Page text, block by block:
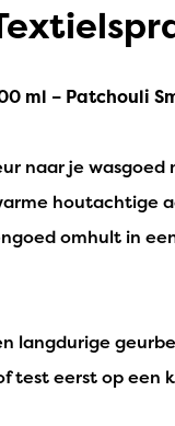
ml – Patchouli
naar je
houtachtige
omhult in
langdurige
test eerst op een